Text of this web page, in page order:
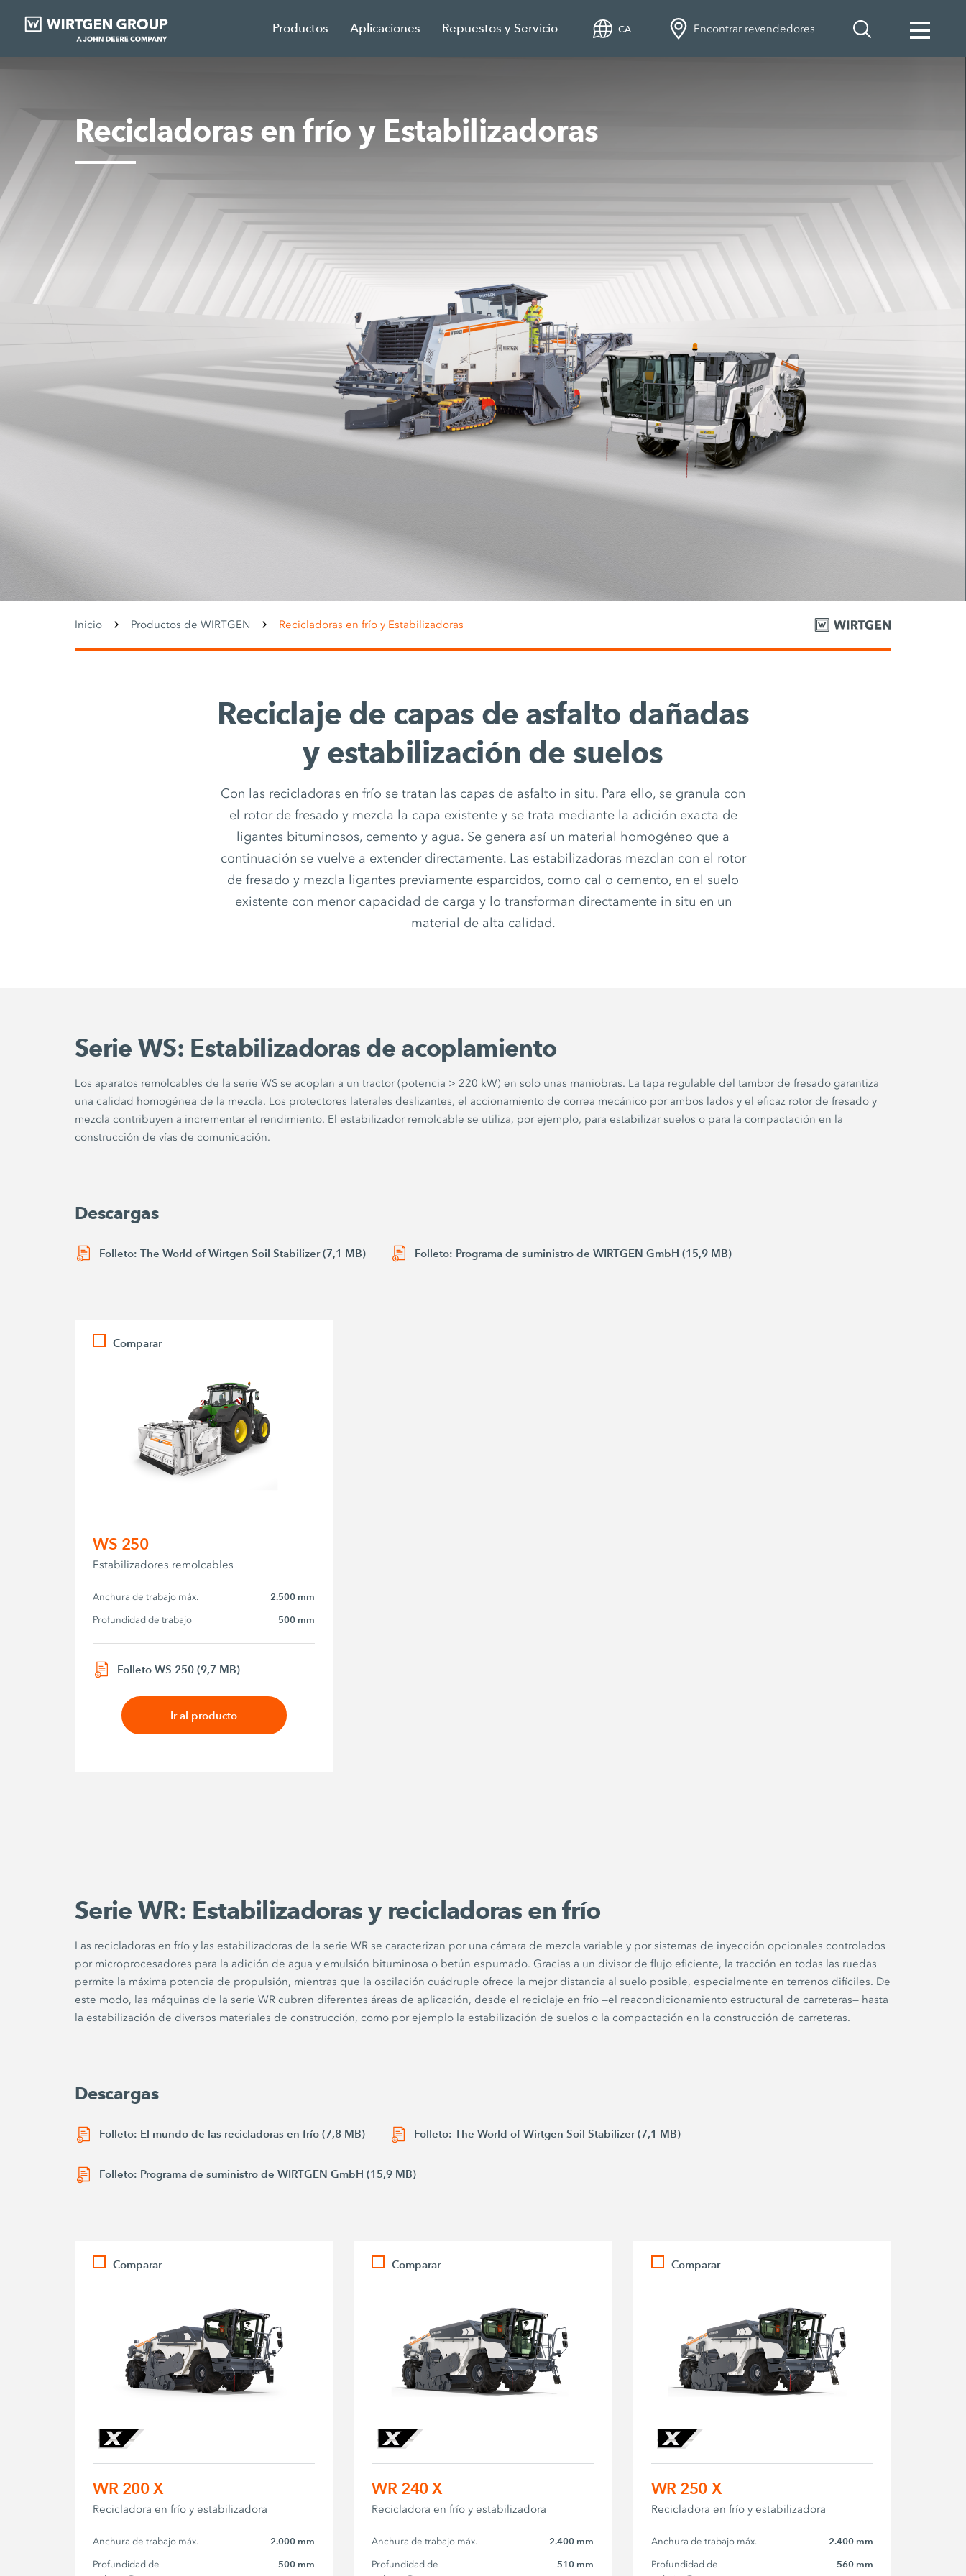
Productos Aplicaciones Repuestos y Servicio CA Encontrar revendedores
Recicladoras en frío y Estabilizadoras
Inicio Productos de WIRTGEN Recicladoras en frío y Estabilizadoras
Reciclaje de capas de asfalto dañadas
y estabilización de suelos
Con las recicladoras en frío se tratan las capas de asfalto in situ. Para ello, se granula con
el rotor de fresado y mezcla la capa existente y se trata mediante la adición exacta de
ligantes bituminosos, cemento y agua. Se genera así un material homogéneo que a
continuación se vuelve a extender directamente. Las estabilizadoras mezclan con el rotor
de fresado y mezcla ligantes previamente esparcidos, como cal o cemento, en el suelo
existente con menor capacidad de carga y lo transforman directamente in situ en un
material de alta calidad.
Serie WS: Estabilizadoras de acoplamiento
Los aparatos remolcables de la serie WS se acoplan a un tractor (potencia > 220 kW) en solo unas maniobras. La tapa regulable del tambor de fresado garantiza
una calidad homogénea de la mezcla. Los protectores laterales deslizantes, el accionamiento de correa mecánico por ambos lados y el eficaz rotor de fresado y
mezcla contribuyen a incrementar el rendimiento. El estabilizador remolcable se utiliza, por ejemplo, para estabilizar suelos o para la compactación en la
construcción de vías de comunicación.
Descargas
Folleto: The World of Wirtgen Soil Stabilizer (7,1 MB) Folleto: Programa de suministro de WIRTGEN GmbH (15,9 MB)
Comparar
WS 250
Estabilizadores remolcables
Anchura de trabajo máx. 2.500 mm
Profundidad de trabajo 500 mm
Folleto WS 250 (9,7 MB)
Ir al producto
Serie WR: Estabilizadoras y recicladoras en frío
Las recicladoras en frío y las estabilizadoras de la serie WR se caracterizan por una cámara de mezcla variable y por sistemas de inyección opcionales controlados
por microprocesadores para la adición de agua y emulsión bituminosa o betún espumado. Gracias a un divisor de flujo eficiente, la tracción en todas las ruedas
permite la máxima potencia de propulsión, mientras que la oscilación cuádruple ofrece la mejor distancia al suelo posible, especialmente en terrenos difíciles. De
este modo, las máquinas de la serie WR cubren diferentes áreas de aplicación, desde el reciclaje en frío —el reacondicionamiento estructural de carreteras— hasta
la estabilización de diversos materiales de construcción, como por ejemplo la estabilización de suelos o la compactación en la construcción de carreteras.
Descargas
Folleto: El mundo de las recicladoras en frío (7,8 MB) Folleto: The World of Wirtgen Soil Stabilizer (7,1 MB)
Folleto: Programa de suministro de WIRTGEN GmbH (15,9 MB)
Comparar
WR 200 X
Recicladora en frío y estabilizadora
Anchura de trabajo máx. 2.000 mm
Profundidad de
500 mm
Comparar
WR 240 X
Recicladora en frío y estabilizadora
Anchura de trabajo máx. 2.400 mm
Profundidad de
510 mm
Comparar
WR 250 X
Recicladora en frío y estabilizadora
Anchura de trabajo máx. 2.400 mm
Profundidad de
560 mm